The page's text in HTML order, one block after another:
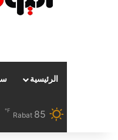
الرئيسية
Rabat 85
℉